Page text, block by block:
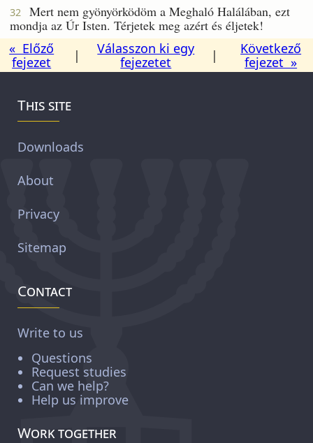
32
Mert nem gyönyörködöm a Meghaló Halálában, ezt
mondja az Úr Isten. Térjetek meg azért és éljetek!
« Előző
fejezet
|
Válasszon ki egy
fejezetet
|
Következő
fejezet »
This site
Downloads
About
Privacy
Sitemap
Contact
Write to us
Questions
Request studies
Can we help?
Help us improve
Work together